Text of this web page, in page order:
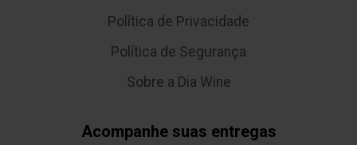
Política de Privacidade
Política de Segurança
Sobre a Dia Wine
Acompanhe suas entregas